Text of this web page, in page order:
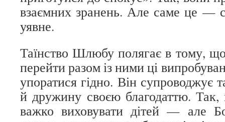
взаємних зранень. Але саме це —
уявне.
Таїнство Шлюбу полягає в тому, що
перейти разом із ними ці
упоратися гідно. Він супроводжує
й дружину своєю благодаттю. Так,
важко виховувати дітей — але